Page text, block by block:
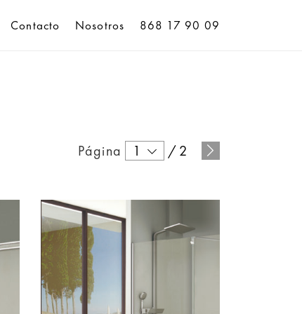
Contacto Nosotros 868 17 90 09
Página 1 /2